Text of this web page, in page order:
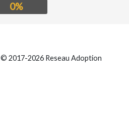
0%
© 2017-2026 Reseau Adoption